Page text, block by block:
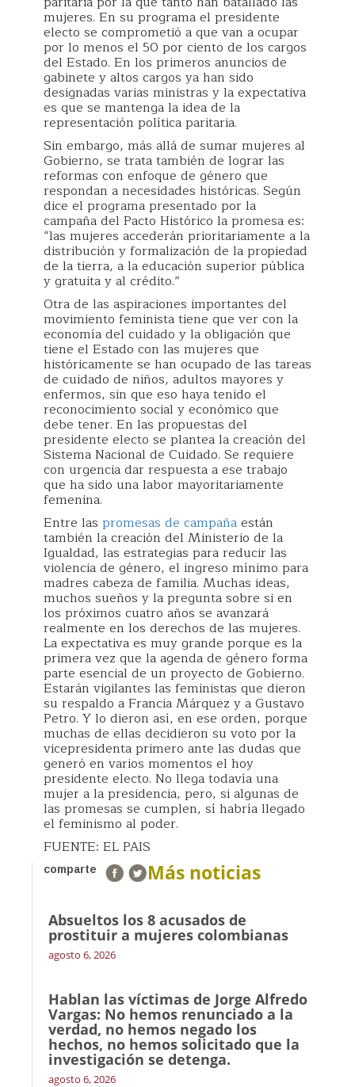
mujeres. En su programa el presidente
electo se comprometió a que van a ocupar
por lo menos el 50 por ciento de los cargos
del Estado. En los primeros anuncios de
gabinete y altos cargos ya han sido
designadas varias ministras y la expectativa
es que se mantenga la idea de la
representación política paritaria.
Sin embargo, más allá de sumar mujeres al
Gobierno, se trata también de lograr las
reformas con enfoque de género que
respondan a necesidades históricas. Según
dice el programa presentado por la
campaña del Pacto Histórico la promesa es:
“las mujeres accederán prioritariamente a la
distribución y formalización de la propiedad
de la tierra, a la educación superior pública
y gratuita y al crédito.”
Otra de las aspiraciones importantes del
movimiento feminista tiene que ver con la
economía del cuidado y la obligación que
tiene el Estado con las mujeres que
históricamente se han ocupado de las tareas
de cuidado de niños, adultos mayores y
enfermos, sin que eso haya tenido el
reconocimiento social y económico que
debe tener. En las propuestas del
presidente electo se plantea la creación del
Sistema Nacional de Cuidado. Se requiere
con urgencia dar respuesta a ese trabajo
que ha sido una labor mayoritariamente
femenina.
Entre las promesas de campañaestán
también la creación del Ministerio de la
Igualdad, las estrategias para reducir las
violencia de género, el ingreso mínimo para
madres cabeza de familia. Muchas ideas,
muchos sueños y la pregunta sobre si en
los próximos cuatro años se avanzará
realmente en los derechos de las mujeres.
La expectativa es muy grande porque es la
primera vez que la agenda de género forma
parte esencial de un proyecto de Gobierno.
Estarán vigilantes las feministas que dieron
su respaldo a Francia Márquez y a Gustavo
Petro. Y lo dieron así, en ese orden, porque
muchas de ellas decidieron su voto por la
vicepresidenta primero ante las dudas que
generó en varios momentos el hoy
presidente electo. No llega todavía una
mujer a la presidencia, pero, si algunas de
las promesas se cumplen, sí habría llegado
el feminismo al poder.
FUENTE: EL PAIS
comparte Más noticias
Absueltos los 8 acusados de
prostituir a mujeres colombianas
agosto 6, 2026
Hablan las víctimas de Jorge Alfredo
Vargas: No hemos renunciado a la
verdad, no hemos negado los
hechos, no hemos solicitado que la
investigación se detenga.
agosto 6, 2026